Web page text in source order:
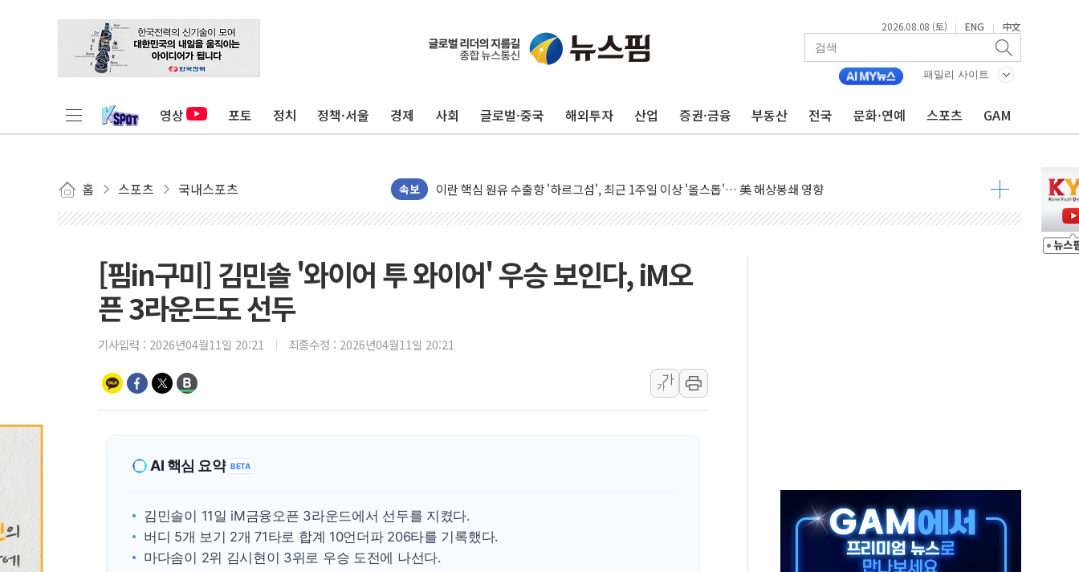
2026.08.08 (토) | ENG | 中文
패밀리 사이트
영상 포토 정치 정책·서울 경제 사회 글로벌·중국 해외투자 산업 증권·금융 부동산 전국 문화·연예 스포츠 GAM
홈 스포츠 국내스포츠 속보
유럽증시, 美 고용 예상 밖 부진에 연준 금리 인상 가능성 낮아지며 상승… STOXX 600 지수는 나흘 연속 최고치
미 연준 매파 기세 꺾이나…고용 감소에 9월 동결 전망 우세
트럼프, 백신·자폐증 행정명령 검토…"이르면 다음 주"
美 항소법원, 백악관 무도회장 공사 중단 명령…트럼프 제동
美 고용 쇼크에 엔화 장중 급등…시장은 "또 개입했나" 촉각
[AI MY 뉴스] 뉴욕 반도체주 프리뷰...美 고용 쇼크에 반도체주 '활짝'
[종합] 美 7월 고용 2만3000명 감소 '쇼크'…9월 금리 인상 기대 후퇴
[사진] 이슬람 수니파 3개국, 공동방위협정 체결
특정 정치인 측근 포항시 정책특보 내정설...포항시 '시끌'
李 "해남 태양광, 대한민국 다음 100년 밑거름…수도권 집중 완화 전환점"
[핌in구미] 김민솔 '와이어 투 와이어' 우승 보인다, iM오
픈 3라운드도 선두
기사입력 : 2026년04월11일 20:21 최종수정 : 2026년04월11일 20:21
가
가
AI 핵심 요약 BETA
김민솔이 11일 iM금융오픈 3라운드에서 선두를 지켰다.
버디 5개 보기 2개 71타로 합계 10언더파 206타를 기록했다.
마다솜이 2위 김시현이 3위로 우승 도전에 나선다.